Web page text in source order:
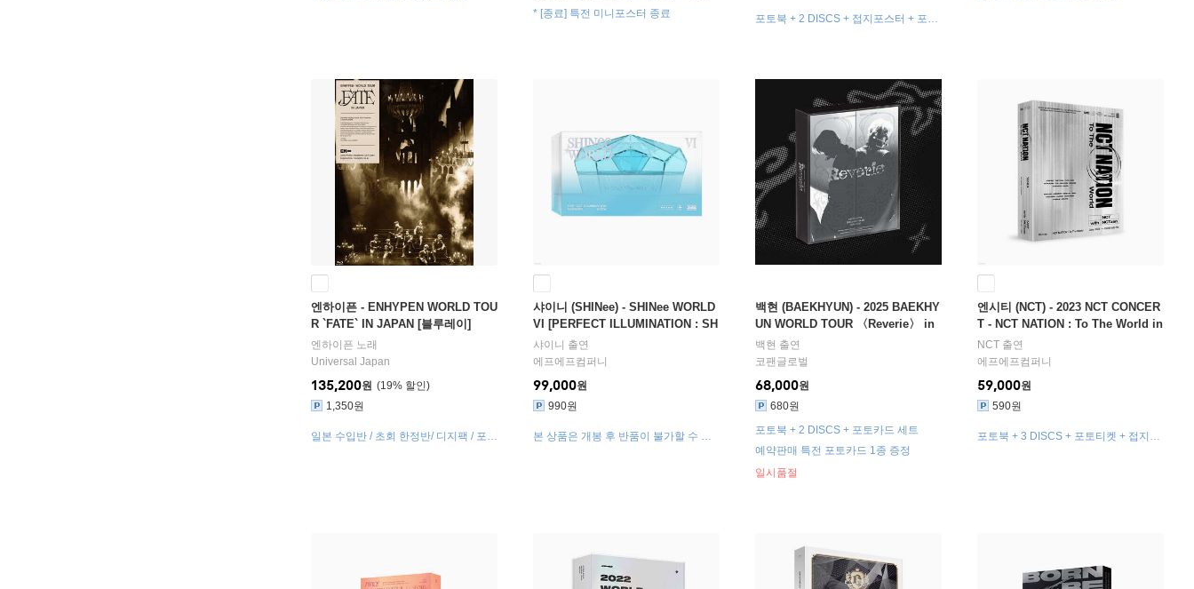
* [종료] 특전 미니포스터 종료
포토 스탠드
포토북 + 2 DISCS + 접지포스터 + 포토
엔하이픈 - ENHYPEN WORLD TOU
R `FATE` IN JAPAN [블루레이]
엔하이픈 노래
Universal Japan
19%
135,200원
1,350원
일본 수입반 / 초회 한정반/ 디지팩 / 포스
샤이니 (SHINee) - SHINee WORLD
VI [PERFECT ILLUMINATION : SH
INee'S BACK] Blu-ray
샤이니 출연
에프에프컴퍼니
99,000원
990원
본 상품은 개봉 후 반품이 불가할 수 있
백현 (BAEKHYUN) - 2025 BAEKHY
UN WORLD TOUR 〈Reverie〉 in
SEOUL [Blu-ray]
백현 출연
코팬글로벌
예약판매 특전 포토카드 1종 증정
68,000원
680원
일시품절
포토북 + 2 DISCS + 포토카드 세트
엔시티 (NCT) - 2023 NCT CONCER
T - NCT NATION : To The World in
INCHEON [Blu-ray]
NCT 출연
에프에프컴퍼니
59,000원
590원
포토북 + 3 DISCS + 포토티켓 + 접지포